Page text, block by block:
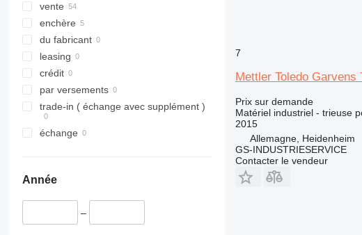
vente
enchère
du fabricant
leasing
crédit
par versements
trade-in ( échange avec supplément )
échange
Année
–
7
Mettler Toledo Garvens
Prix sur demande
Matériel industriel - trieuse
2015
Allemagne, Heidenheim
GS-INDUSTRIESERVICE
Contacter le vendeur